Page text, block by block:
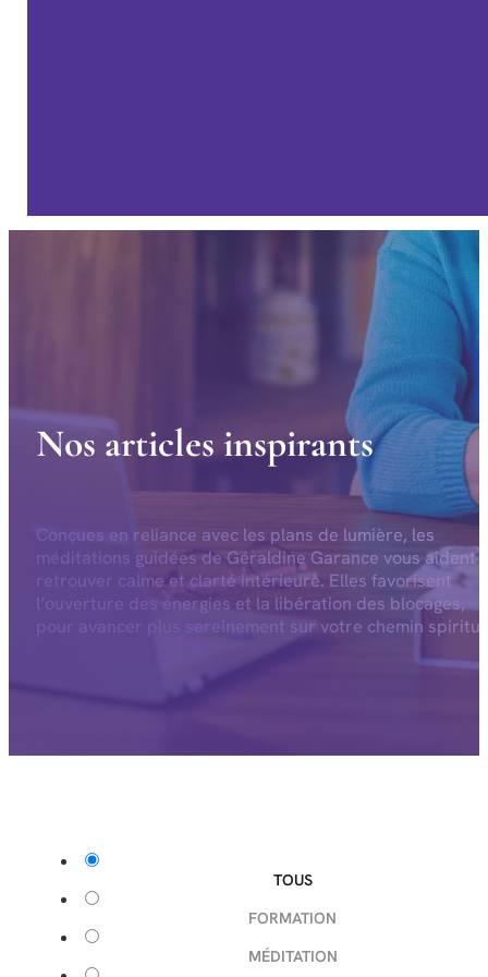
Nos articles inspirants
Conçues en reliance avec les plans de lumière, les
méditations guidées de Géraldine Garance vous aident
retrouver calme et clarté intérieure. Elles favorisent
l’ouverture des énergies et la libération des blocages,
pour avancer plus sereinement sur votre chemin
TOUS
FORMATION
MÉDITATION